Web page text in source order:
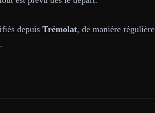
depuis Trémolat, de manière régulière